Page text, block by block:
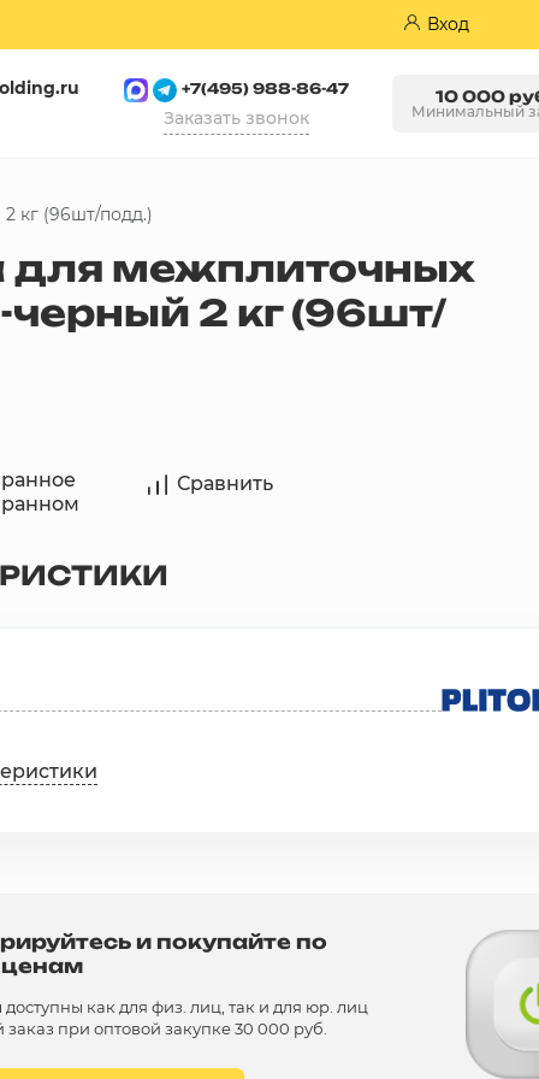
Вход
+7(495) 988-86-47
Заказать звонок
10 000
Минимальный
кг (96шт/подд.)
для межплиточных
2 кг (96шт/
Сравнить
и покупайте по
как для физ. лиц, так и для юр. лиц
при оптовой закупке 30 000 руб.